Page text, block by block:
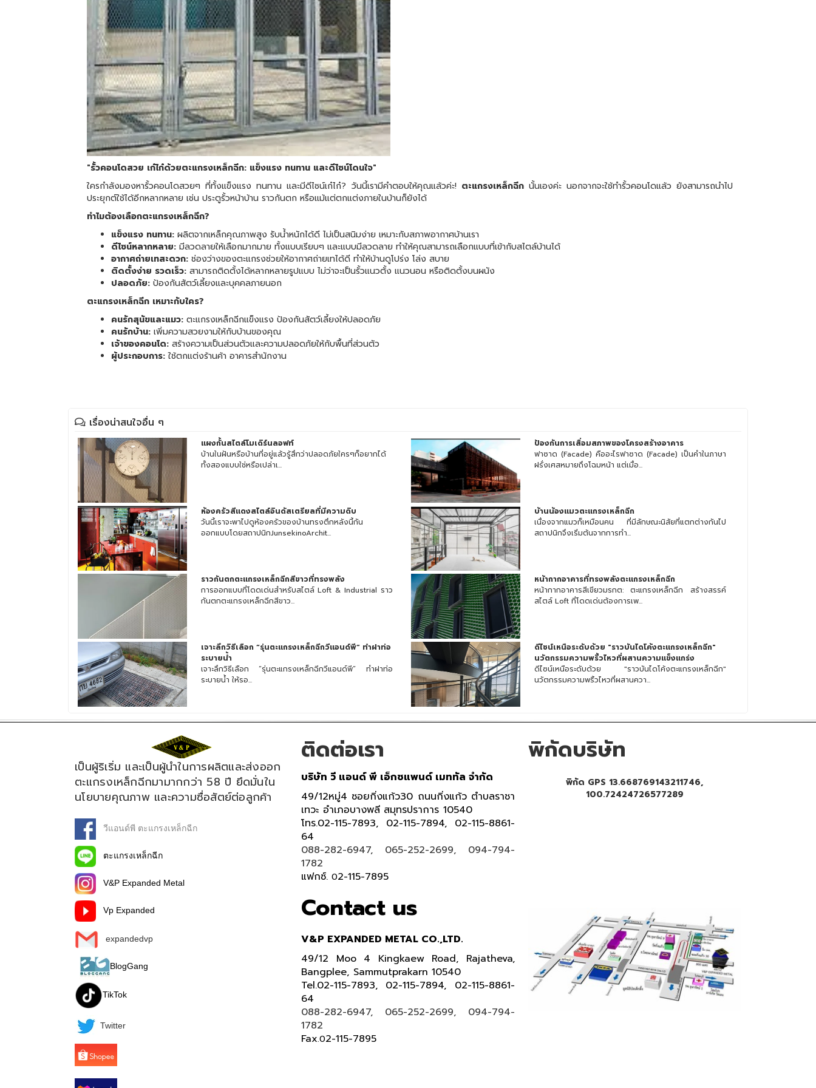
"รั้วคอนโดสวย เก๋ไก๋ด้วยตะแกรงเหล็กฉีก: แข็งแรง ทนทาน และดีไซน์โดนใจ"
ใครกำลังมองหารั้วคอนโดสวยๆ ที่ทั้งแข็งแรง ทนทาน และมีดีไซน์เก๋ไก๋? วันนี้เรามีคำตอบให้คุณแล้วค่ะ! ตะแกรงเหล็กฉีกนั้นเองค่ะ นอกจากจะใช้ทำรั้วคอนโดแล้ว ยังสามารถนำไป
ประยุกต์ใช้ได้อีกหลากหลาย เช่น ประตูรั้วหน้าบ้าน ราวกันตก หรือแม้แต่ตกแต่งภายในบ้านก็ยังได้
ทำไมต้องเลือกตะแกรงเหล็กฉีก?
แข็งแรง ทนทาน: ผลิตจากเหล็กคุณภาพสูง รับน้ำหนักได้ดี ไม่เป็นสนิมง่าย เหมาะกับสภาพอากาศบ้านเรา
ดีไซน์หลากหลาย: มีลวดลายให้เลือกมากมาย ทั้งแบบเรียบๆ และแบบมีลวดลาย ทำให้คุณสามารถเลือกแบบที่เข้ากับสไตล์บ้านได้
อากาศถ่ายเทสะดวก: ช่องว่างของตะแกรงช่วยให้อากาศถ่ายเทได้ดี ทำให้บ้านดูโปร่ง โล่ง สบาย
ติดตั้งง่าย รวดเร็ว: สามารถติดตั้งได้หลากหลายรูปแบบ ไม่ว่าจะเป็นรั้วแนวตั้ง แนวนอน หรือติดตั้งบนผนัง
ปลอดภัย: ป้องกันสัตว์เลี้ยงและบุคคลภายนอก
ตะแกรงเหล็กฉีก เหมาะกับใคร?
คนรักสุนัขและแมว: ตะแกรงเหล็กฉีกแข็งแรง ป้องกันสัตว์เลี้ยงให้ปลอดภัย
คนรักบ้าน: เพิ่มความสวยงามให้กับบ้านของคุณ
เจ้าของคอนโด: สร้างความเป็นส่วนตัวและความปลอดภัยให้กับพื้นที่ส่วนตัว
ผู้ประกอบการ:ใช้ตกแต่งร้านค้า อาคารสำนักงาน
เรื่องน่าสนใจอื่น ๆ
แผงกั้นสไตล์โมเดิร์นลอฟท์
บ้านในฝันหรือบ้านที่อยู่แล้วรู้สึกว่าปลอดภัยใครๆก็อยากได้
ทั้งสองแบบใช่หรือเปล่าเ...
ป้องกันการเสื่อมสภาพของโครงสร้างอาคาร
ฟาซาด (Facade) คืออะไรฟาซาด (Facade) เป็นคำในภาษา
ฝรั่งเศสหมายถึงโฉมหน้า แต่เมื่อ...
ห้องครัวสีแดงสไตล์อินดัสเตรียลที่มีความดิบ
วันนี้เราจะพาไปดูห้องครัวของบ้านทรงตึกหลังนี้กัน
ออกแบบโดยสถาปนิกJunsekinoArchit...
บ้านน้องแมวตะแกรงเหล็กฉีก
เนื่องจากแมวก็เหมือนคน ที่มีลักษณะนิสัยที่แตกต่างกันไป
สถาปนิกจึงเริ่มต้นจากการทำ...
ราวกันตกตะแกรงเหล็กฉีกสีขาวที่ทรงพลัง
การออกแบบที่โดดเด่นสำหรับสไตล์ Loft & Industrial ราว
กันตกตะแกรงเหล็กฉีกสีขาว...
หน้ากากอาคารที่ทรงพลังตะแกรงเหล็กฉีก
หน้ากากอาคารสีเขียวมรกต: ตะแกรงเหล็กฉีก สร้างสรรค์
สไตล์ Loft ที่โดดเด่นต้องการเพ...
เจาะลึกวิธีเลือก “รุ่นตะแกรงเหล็กฉีกวีแอนด์พี” ทำฝาท่อ
ระบายน้ำ
เจาะลึกวิธีเลือก “รุ่นตะแกรงเหล็กฉีกวีแอนด์พี” ทำฝาท่อ
ระบายน้ำ ให้รอ...
ดีไซน์เหนือระดับด้วย "ราวบันไดโค้งตะแกรงเหล็กฉีก"
นวัตกรรมความพริ้วไหวที่ผสานความแข็งแกร่ง
ดีไซน์เหนือระดับด้วย "ราวบันไดโค้งตะแกรงเหล็กฉีก"
นวัตกรรมความพริ้วไหวที่ผสานควา...
เป็นผู้ริเริ่ม และเป็นผู้นำในการผลิตและส่งออก
ตะแกรงเหล็กฉีกมามากกว่า 58 ปี ยึดมั่นใน
นโยบายคุณภาพ และความซื่อสัตย์ต่อลูกค้า
วีแอนด์พี ตะแกรงเหล็กฉีก
ตะแกรงเหล็กฉีก
V&P Expanded Metal
Vp Expanded
expandedvp
BlogGang
TikTok
Twitter
ติดต่อเรา
บริษัท วี แอนด์ พี เอ็กซแพนด์ เมททัล จำกัด
49/12หมู่4 ซอยกิ่งแก้ว30 ถนนกิ่งแก้ว ตำบลราชา
เทวะ อำเภอบางพลี สมุทรปราการ 10540
โทร.02-115-7893, 02-115-7894, 02-115-8861-
64
088-282-6947, 065-252-2699, 094-794-
1782
แฟกซ์.02-115-7895
Contact us
V&P EXPANDED METAL CO.,LTD.
49/12 Moo 4 Kingkaew Road, Rajatheva,
Bangplee, Sammutprakarn 10540
Tel.02-115-7893, 02-115-7894, 02-115-8861-
64
088-282-6947, 065-252-2699, 094-794-
1782
Fax.02-115-7895
พิกัดบริษัท
พิกัด GPS 13.668769143211746,
100.72424726577289